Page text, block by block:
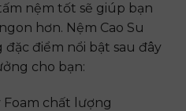
nệm tốt sẽ giúp bạn
hơn. Nệm Cao Su
điểm nổi bật sau đây
cho bạn:
Foam chất lượng